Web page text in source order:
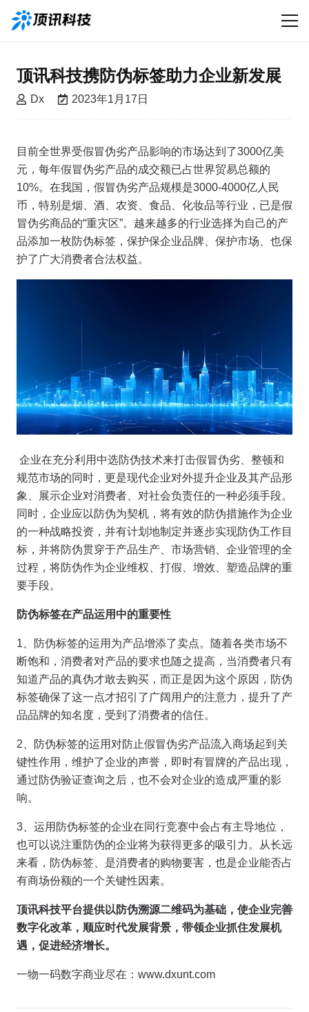
顶讯科技携防伪标签助力企业新发展
Dx 2023年1月17日
目前全世界受假冒伪劣产品影响的市场达到了3000亿美
元，每年假冒伪劣产品的成交额已占世界贸易总额的
10%。在我国，假冒伪劣产品规模是3000-4000亿人民
币，特别是烟、酒、农资、食品、化妆品等行业，已是假
冒伪劣商品的“重灾区”。越来越多的行业选择为自己的产
品添加一枚防伪标签，保护保企业品牌、保护市场、也保
护了广大消费者合法权益。
企业在充分利用中选防伪技术来打击假冒伪劣、整顿和
规范市场的同时，更是现代企业对外提升企业及其产品形
象、展示企业对消费者、对社会负责任的一种必须手段。
同时，企业应以防伪为契机，将有效的防伪措施作为企业
的一种战略投资，并有计划地制定并逐步实现防伪工作目
标，并将防伪贯穿于产品生产、市场营销、企业管理的全
过程，将防伪作为企业维权、打假、增效、塑造品牌的重
要手段。
防伪标签在产品运用中的重要性
1、防伪标签的运用为产品增添了卖点。随着各类市场不
断饱和，消费者对产品的要求也随之提高，当消费者只有
知道产品的真伪才敢去购买，而正是因为这个原因，防伪
标签确保了这一点才招引了广阔用户的注意力，提升了产
品品牌的知名度，受到了消费者的信任。
2、防伪标签的运用对防止假冒伪劣产品流入商场起到关
键性作用，维护了企业的声誉，即时有冒牌的产品出现，
通过防伪验证查询之后，也不会对企业的造成严重的影
响。
3、运用防伪标签的企业在同行竞赛中会占有主导地位，
也可以说注重防伪的企业将为获得更多的吸引力。从长远
来看，防伪标签、是消费者的购物要害，也是企业能否占
有商场份额的一个关键性因素。
顶讯科技平台提供以防伪溯源二维码为基础，使企业完善
数字化改革，顺应时代发展背景，带领企业抓住发展机
遇，促进经济增长。
一物一码数字商业尽在：www.dxunt.com